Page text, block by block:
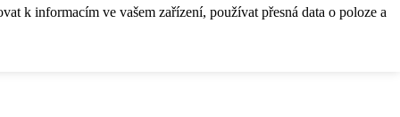
k informacím ve vašem zařízení, používat přesná data o poloze a